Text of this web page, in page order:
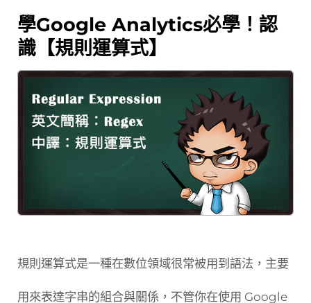
學Google Analytics必學！認
識【規則運算式】
規則運算式是一種在數位領域很常被用到語法，主要
用來表達字串的組合與關係，不管你在使用 Google